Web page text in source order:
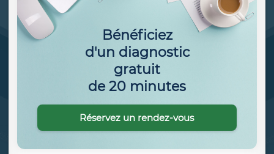
Bénéficiez
d'un diagnostic
gratuit
de 20 minutes
Réservez un rendez-vous